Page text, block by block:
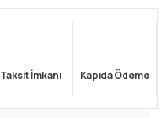
Taksit İmkanı Kapıda Ödeme